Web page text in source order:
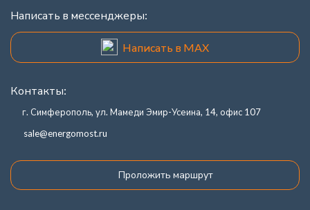
Написать в мессенджеры:
Написать в MAX
Контакты:
г. Симферополь, ул. Мамеди Эмир-Усеина, 14, офис 107
sale@energomost.ru
Проложить маршрут